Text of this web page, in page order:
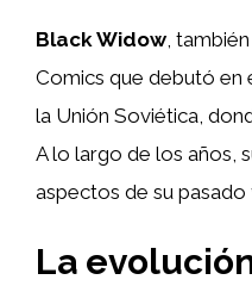
Black Widow ,
Comics que debutó en
la Unión Soviética,
A lo largo de los años,
aspectos de su pasado
La